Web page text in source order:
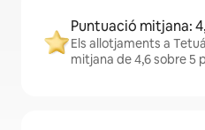
Puntuació mitjana:
Els allotjaments a
mitjana de 4,6 sobre 5